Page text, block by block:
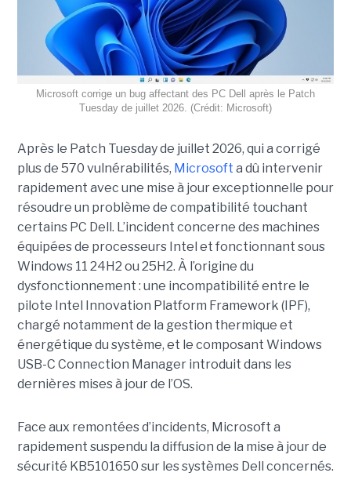
Microsoft corrige un bug affectant des PC Dell après le Patch
Tuesday de juillet 2026. (Crédit: Microsoft)
Après le Patch Tuesday de juillet 2026, qui a corrigé
plus de 570 vulnérabilités, Microsoft a dû intervenir
rapidement avec une mise à jour exceptionnelle pour
résoudre un problème de compatibilité touchant
certains PC Dell. L’incident concerne des machines
équipées de processeurs Intel et fonctionnant sous
Windows 11 24H2 ou 25H2. À l’origine du
dysfonctionnement : une incompatibilité entre le
pilote Intel Innovation Platform Framework (IPF),
chargé notamment de la gestion thermique et
énergétique du système, et le composant Windows
USB-C Connection Manager introduit dans les
dernières mises à jour de l’OS.
Face aux remontées d’incidents, Microsoft a
rapidement suspendu la diffusion de la mise à jour de
sécurité KB5101650 sur les systèmes Dell concernés.